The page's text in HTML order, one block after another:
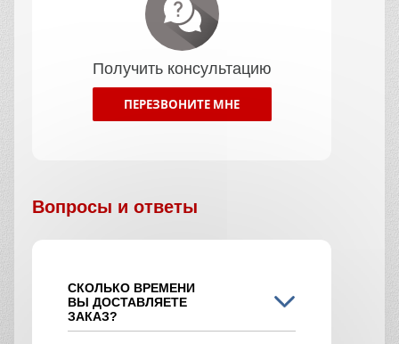
Получить консультацию
ПЕРЕЗВОНИТЕ МНЕ
Вопросы и ответы
СКОЛЬКО ВРЕМЕНИ
ВЫ ДОСТАВЛЯЕТЕ
ЗАКАЗ?